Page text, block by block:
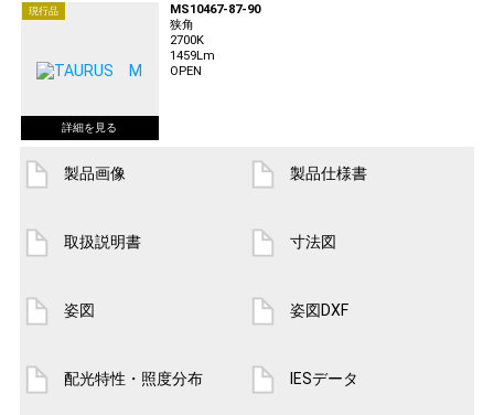
現行品
MS10467-87-90
狭角
2700K
1459Lm
OPEN
製品画像 製品仕様書
取扱説明書 寸法図
姿図 姿図DXF
配光特性・照度分布 IESデータ